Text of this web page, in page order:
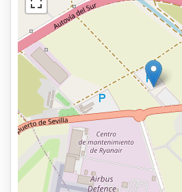
Servicios
Abierto las 24 horas del día.
Reservar con antelación
2km al aeropuerto
Tipos de parking
Servicio de traslado
Servicio de aparcacoches